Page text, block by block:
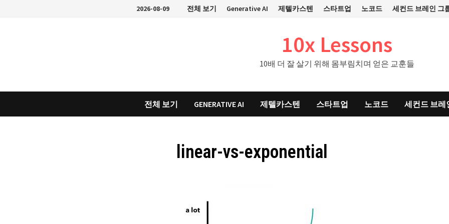
2026-08-09 전체 보기 Generative AI 제텔카스텐 스타트업 노코드 세컨드 브레인 그
10x Lessons
10배 더 잘 살기 위해 몸부림치며 얻은 교훈들
전체 보기 GENERATIVE AI 제텔카스텐 스타트업 노코드 세컨드 브레
linear-vs-exponential